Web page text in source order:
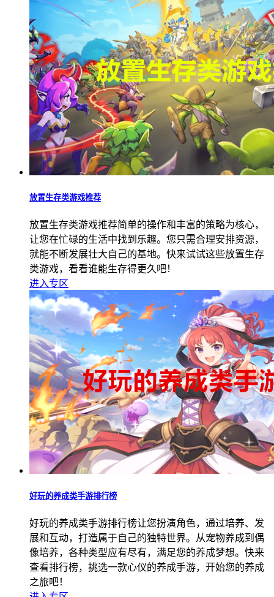
放置生存类游戏推荐
放置生存类游戏推荐简单的操作和丰富的策略为核心，
让您在忙碌的生活中找到乐趣。您只需合理安排资源，
就能不断发展壮大自己的基地。快来试试这些放置生存
类游戏，看看谁能生存得更久吧！
进入专区
好玩的养成类手游排行榜
好玩的养成类手游排行榜让您扮演角色，通过培养、发
展和互动，打造属于自己的独特世界。从宠物养成到偶
像培养，各种类型应有尽有，满足您的养成梦想。快来
查看排行榜，挑选一款心仪的养成手游，开始您的养成
之旅吧！